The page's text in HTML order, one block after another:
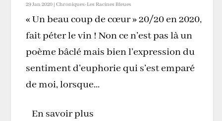
29 Jan 2020 |Chroniques-Les Racines Bleues
« Un beau coup de cœur » 20/20 en 2020,
fait péter le vin ! Non ce n’est pas là un
poème bâclé mais bien l’expression du
sentiment d’euphorie qui s’est emparé
de moi, lorsque...
En savoir plus